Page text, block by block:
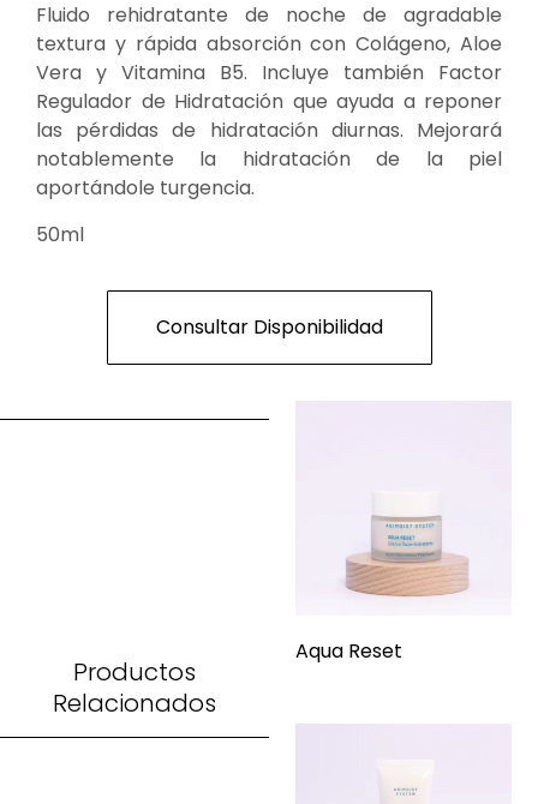
Fluido rehidratante de noche de agradable
textura y rápida absorción con Colágeno, Aloe
Vera y Vitamina B5. Incluye también Factor
Regulador de Hidratación que ayuda a reponer
las pérdidas de hidratación diurnas. Mejorará
notablemente la hidratación de la piel
aportándole turgencia.
50ml
Consultar Disponibilidad
Productos
Relacionados
Aqua Reset